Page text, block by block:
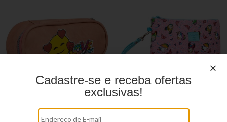
Estojo Escolar emoji® by
BRITTO® YS27244
Necessaire emoji® by
Cadastre-se e receba ofertas
exclusivas!